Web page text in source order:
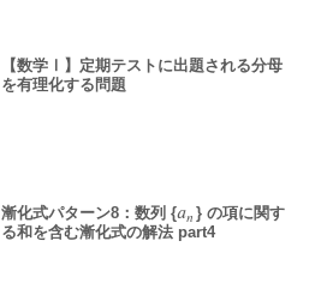
【数学Ⅰ】定期テストに出題される分母
を有理化する問題
漸化式パターン8：数列 {𝑎𝑛
an } の項に関す
る和を含む漸化式の解法 part4